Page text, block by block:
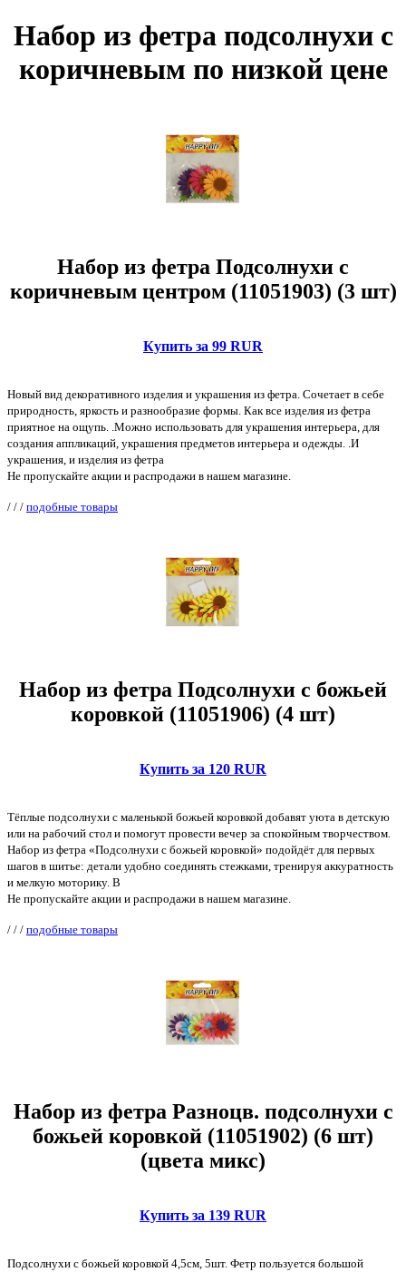
Набор из фетра подсолнухи с
коричневым по низкой цене
Набор из фетра Подсолнухи с
коричневым центром (11051903) (3 шт)
Купить за 99 RUR
Новый вид декоративного изделия и украшения из фетра. Сочетает в себе
природность, яркость и разнообразие формы. Как все изделия из фетра
приятное на ощупь. .Можно использовать для украшения интерьера, для
создания аппликаций, украшения предметов интерьера и одежды. .И
украшения, и изделия из фетра
Не пропускайте акции и распродажи в нашем магазине.
/ / / подобные товары
Набор из фетра Подсолнухи с божьей
коровкой (11051906) (4 шт)
Купить за 120 RUR
Тёплые подсолнухи с маленькой божьей коровкой добавят уюта в детскую
или на рабочий стол и помогут провести вечер за спокойным творчеством.
Набор из фетра «Подсолнухи с божьей коровкой» подойдёт для первых
шагов в шитье: детали удобно соединять стежками, тренируя аккуратность
и мелкую моторику. В
Не пропускайте акции и распродажи в нашем магазине.
/ / / подобные товары
Набор из фетра Разноцв. подсолнухи с
божьей коровкой (11051902) (6 шт)
(цвета микс)
Купить за 139 RUR
Подсолнухи с божьей коровкой 4,5см, 5шт. Фетр пользуется большой